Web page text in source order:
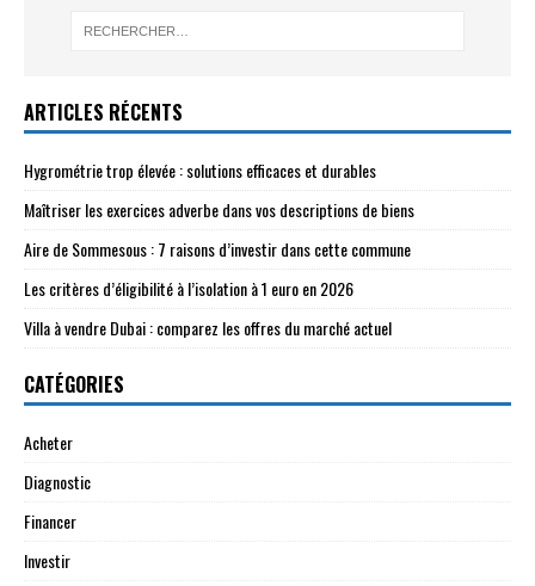
ARTICLES RÉCENTS
Hygrométrie trop élevée : solutions efficaces et durables
Maîtriser les exercices adverbe dans vos descriptions de biens
Aire de Sommesous : 7 raisons d’investir dans cette commune
Les critères d’éligibilité à l’isolation à 1 euro en 2026
Villa à vendre Dubai : comparez les offres du marché actuel
CATÉGORIES
Acheter
Diagnostic
Financer
Investir